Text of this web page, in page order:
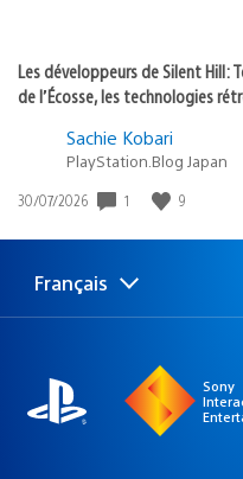
Les développeurs de Silent Hill:
de l’Écosse, les technologies
Sachie Kobari
PlayStation.Blog Japan
Date
publication
30/07/2026 1 9
Choisir
une
Région
actuelle
Français
Sony